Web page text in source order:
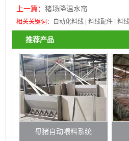
上一篇： 猪场降温水帘
相关关键词 ： 自动化料线 料线配件 料
推荐产品
母猪自动喂料系统